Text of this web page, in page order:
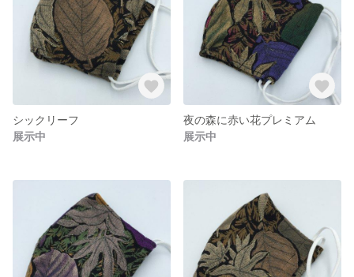
シックリーフ
展示中
夜の森に赤い花プレミアム
展示中